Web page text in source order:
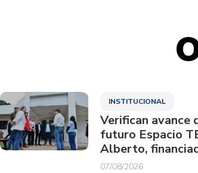
INSTITUCIONAL
Verifican avance
futuro Espacio
Alberto,
07/08/2026